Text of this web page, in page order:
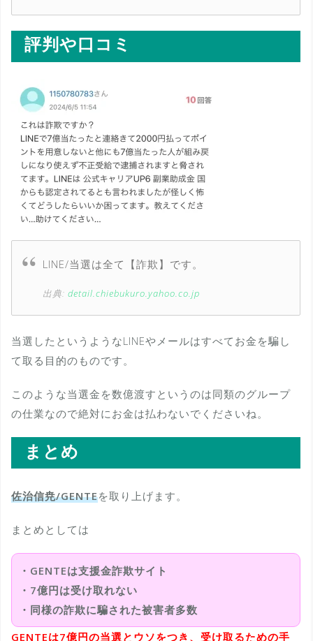
評判や口コミ
LINE/当選は全て【詐欺】です。
出典: detail.chiebukuro.yahoo.co.jp
当選したというようなLINEやメールはすべてお金を騙し
て取る目的のものです。
このような当選金を数億渡すというのは同類のグループ
の仕業なので絶対にお金は払わないでくださいね。
まとめ
佐治信尭/GENTEを取り上げます。
まとめとしては
・GENTEは支援金詐欺サイト
・7億円は受け取れない
・同様の詐欺に騙された被害者多数
GENTEは7億円の当選とウソをつき、受け取るための手